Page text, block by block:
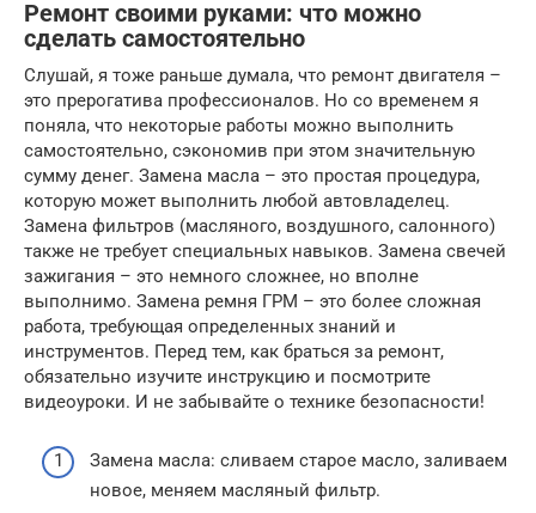
Ремонт своими руками: что можно
сделать самостоятельно
Слушай, я тоже раньше думала, что ремонт двигателя –
это прерогатива профессионалов. Но со временем я
поняла, что некоторые работы можно выполнить
самостоятельно, сэкономив при этом значительную
сумму денег. Замена масла – это простая процедура,
которую может выполнить любой автовладелец.
Замена фильтров (масляного, воздушного, салонного)
также не требует специальных навыков. Замена свечей
зажигания – это немного сложнее, но вполне
выполнимо. Замена ремня ГРМ – это более сложная
работа, требующая определенных знаний и
инструментов. Перед тем, как браться за ремонт,
обязательно изучите инструкцию и посмотрите
видеоуроки. И не забывайте о технике безопасности!
Замена масла: сливаем старое масло, заливаем
новое, меняем масляный фильтр.